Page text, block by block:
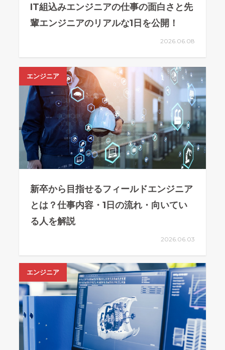
IT組込みエンジニアの仕事の面白さと先
輩エンジニアのリアルな1日を公開！
2026.06.08
エンジニア
新卒から目指せるフィールドエンジニア
とは？仕事内容・1日の流れ・向いてい
る人を解説
2026.06.03
エンジニア